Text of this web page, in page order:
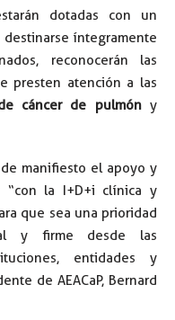
dotadas con un
destinarse íntegramente
reconocerán las
presten atención a las
cáncer de pulmóny
manifiesto el apoyo y
“con la I+D+i clínica y
que sea una prioridad
y firme desde las
entidades y
de AEACaP, Bernard